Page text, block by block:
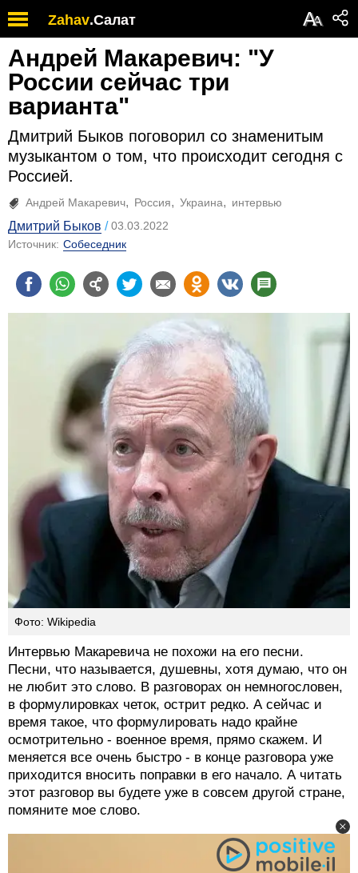
Zahav.Салат АА
Андрей Макаревич: "У
России сейчас три
варианта"
Дмитрий Быков поговорил со знаменитым
музыкантом о том, что происходит сегодня с
Россией.
Андрей Макаревич Россия Украина интервью
Дмитрий Быков
03.03.2022
Источник: Собеседник
Фото: Wikipedia
Интервью Макаревича не похожи на его песни.
Песни, что называется, душевны, хотя думаю, что он
не любит это слово. В разговорах он немногословен,
в формулировках четок, острит редко. А сейчас и
время такое, что формулировать надо крайне
осмотрительно - военное время, прямо скажем. И
меняется все очень быстро - в конце разговора уже
приходится вносить поправки в его начало. А читать
этот разговор вы будете уже в совсем другой стране,
помяните мое слово.